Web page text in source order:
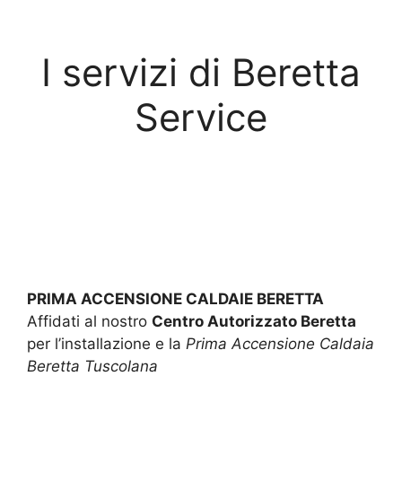
I servizi di Beretta
Service
PRIMA ACCENSIONE CALDAIE BERETTA
Affidati al nostro Centro Autorizzato Beretta
per l’installazione e la Prima Accensione Caldaia
Beretta Tuscolana